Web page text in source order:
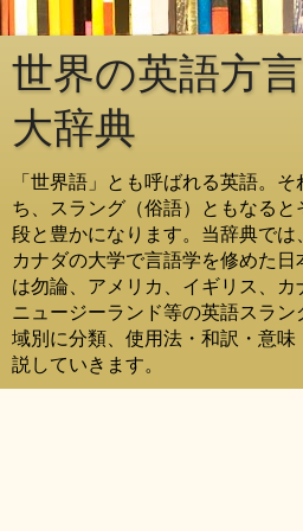
世界の英語方
大辞典
「世界語」とも呼ばれる英語。
ち、スラング（俗語）ともなる
段と豊かになります。当辞典で
カナダの大学で言語学を修めた
は勿論、アメリカ、イギリス、カ
ニュージーランド等の英語スラ
域別に分類、使用法・和訳・意
説していきます。